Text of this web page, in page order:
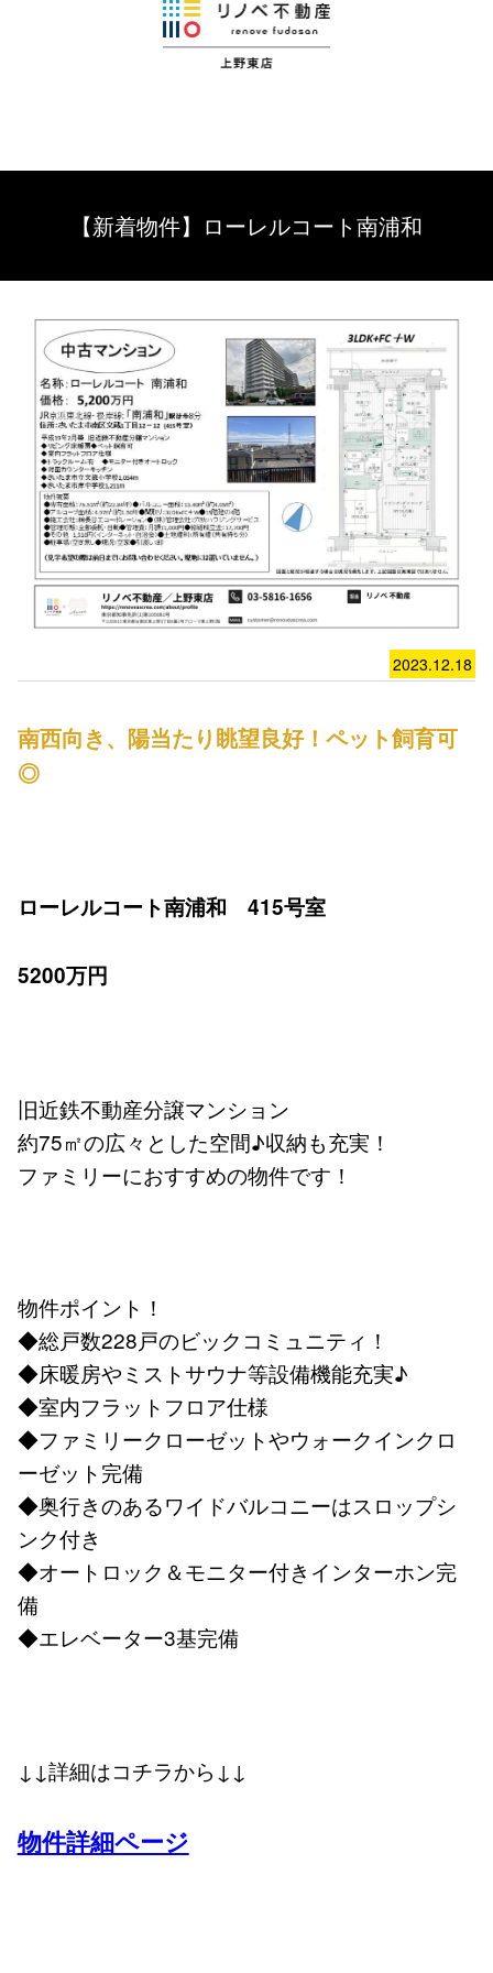
【新着物件】ローレルコート南浦和
2023.12.18
南西向き、陽当たり眺望良好！ペット飼育可
◎
ローレルコート南浦和 415号室
5200万円
旧近鉄不動産分譲マンション
約75㎡の広々とした空間♪収納も充実！
ファミリーにおすすめの物件です！
物件ポイント！
◆総戸数228戸のビックコミュニティ！
◆床暖房やミストサウナ等設備機能充実♪
◆室内フラットフロア仕様
◆ファミリークローゼットやウォークインクロ
ーゼット完備
◆奥行きのあるワイドバルコニーはスロップシ
ンク付き
◆オートロック＆モニター付きインターホン完
備
◆エレベーター3基完備
↓↓詳細はコチラから↓↓
物件詳細ページ